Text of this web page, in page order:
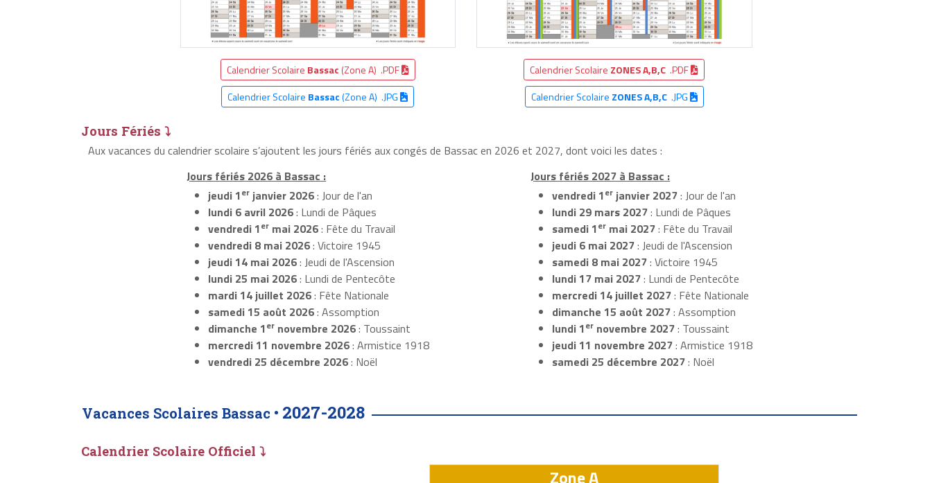
Calendrier Scolaire Bassac (Zone A) .PDF
Calendrier Scolaire Bassac(Zone A) .JPG
Calendrier Scolaire ZONES A,B,C .PDF
Calendrier Scolaire ZONES A,B,C.JPG
Jours Fériés ⤵
Aux vacances du calendrier scolaire s’ajoutent les jours fériés aux congés de Bassac en 2026 et 2027, dont voici les dates :
Jours fériés 2026 à Bassac :
jeudi 1erjanvier 2026: Jour de l'an
lundi 6 avril 2026: Lundi de Pâques
vendredi 1ermai 2026: Fête du Travail
vendredi 8 mai 2026: Victoire 1945
jeudi 14 mai 2026: Jeudi de l'Ascension
lundi 25 mai 2026: Lundi de Pentecôte
mardi 14 juillet 2026: Fête Nationale
samedi 15 août 2026: Assomption
dimanche 1ernovembre 2026: Toussaint
mercredi 11 novembre 2026: Armistice 1918
vendredi 25 décembre 2026: Noël
Jours fériés 2027 à Bassac :
vendredi 1erjanvier 2027: Jour de l'an
lundi 29 mars 2027: Lundi de Pâques
samedi 1ermai 2027: Fête du Travail
jeudi 6 mai 2027: Jeudi de l'Ascension
samedi 8 mai 2027: Victoire 1945
lundi 17 mai 2027: Lundi de Pentecôte
mercredi 14 juillet 2027: Fête Nationale
dimanche 15 août 2027: Assomption
lundi 1ernovembre 2027: Toussaint
jeudi 11 novembre 2027: Armistice 1918
samedi 25 décembre 2027: Noël
Vacances Scolaires Bassac • 2027-2028
Calendrier Scolaire Officiel ⤵
Zone A